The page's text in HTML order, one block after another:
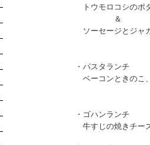
トウモロコシのポ
＆
ソーセージとジャ
・パスタランチ
ベーコンときのこ
・ゴハンランチ
牛すじの焼きチー